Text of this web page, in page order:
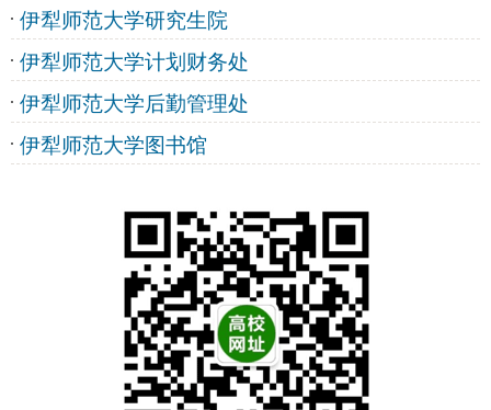
伊犁师范大学研究生院
伊犁师范大学计划财务处
伊犁师范大学后勤管理处
伊犁师范大学图书馆